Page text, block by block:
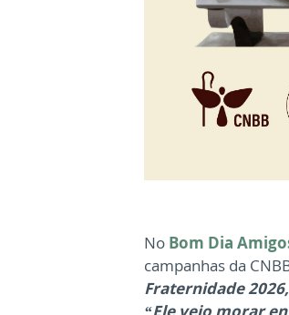
No Bom Dia
campanhas da
Fraternidade